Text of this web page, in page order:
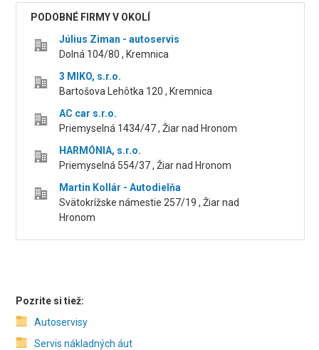
PODOBNÉ FIRMY V OKOLÍ
Július Ziman - autoservis
Dolná 104/80 , Kremnica
3 MIKO, s.r.o.
Bartošova Lehôtka 120 , Kremnica
AC car s.r.o.
Priemyselná 1434/47 , Žiar nad Hronom
HARMÓNIA, s.r.o.
Priemyselná 554/37 , Žiar nad Hronom
Martin Kollár - Autodielňa
Svätokrížske námestie 257/19 , Žiar nad
Hronom
Pozrite si tiež:
Autoservisy
Servis nákladných áut